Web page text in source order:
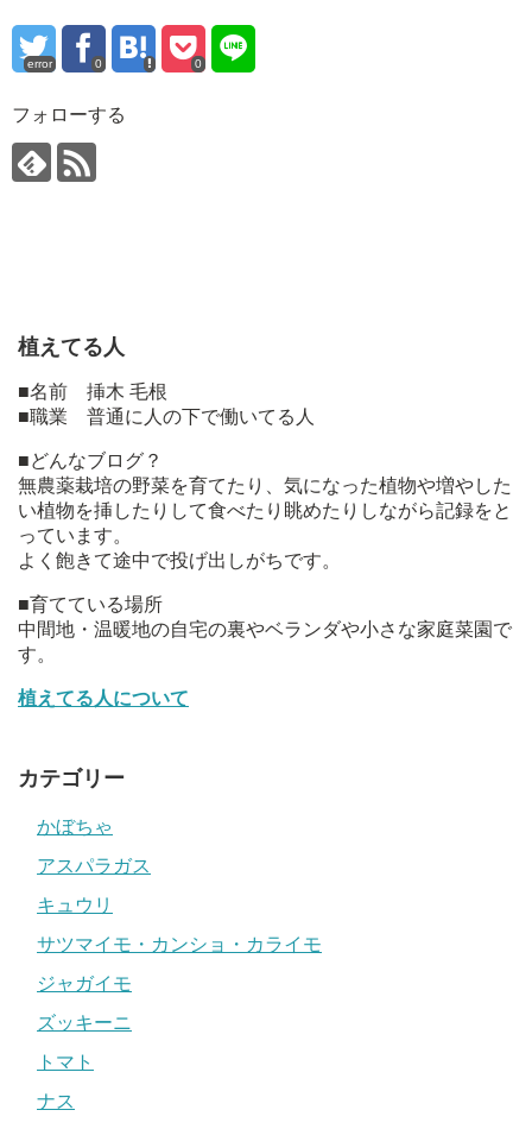
error 0 0
フォローする
植えてる人
■名前 挿木 毛根
■職業 普通に人の下で働いてる人
■どんなブログ？
無農薬栽培の野菜を育てたり、気になった植物や増やした
い植物を挿したりして食べたり眺めたりしながら記録をと
っています。
よく飽きて途中で投げ出しがちです。
■育てている場所
中間地・温暖地の自宅の裏やベランダや小さな家庭菜園で
す。
植えてる人について
カテゴリー
かぼちゃ
アスパラガス
キュウリ
サツマイモ・カンショ・カライモ
ジャガイモ
ズッキーニ
トマト
ナス